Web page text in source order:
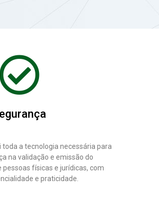
toda a tecnologia necessária para
na validação e emissão do
pessoas físicas e jurídicas, com
e praticidade.